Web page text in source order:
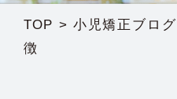
TOP > 小児矯正ブログ
徴